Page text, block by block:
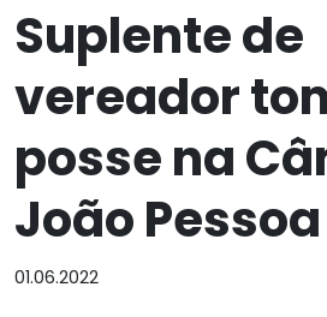
Suplente de
vereador
posse na
João Pessoa
01.06.2022